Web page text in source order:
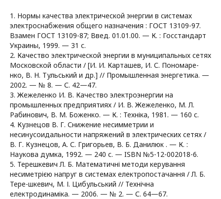
1. Нормы качества электрической энергии в системах
электроснабжения общего назначения : ГОСТ 13109-97.
Взамен ГОСТ 13109-87; Введ. 01.01.00. — К. : Госстандарт
Украины, 1999. — 31 с.
2. Качество электрической энергии в муниципальных сетях
Московской области / [И. И. Карташев, И. С. Пономаре-
нко, В. Н. Тульський и др.] // Промышленная энергетика. —
2002. — № 8. — С. 42—47.
3. Жежеленко И. В. Качество электроэнергии на
промышленных предприятиях / И. В. Жежеленко, М. Л.
Рабинович, В. М. Боженко. — К. : Техніка, 1981. — 160 с.
4. Кузнецов В. Г. Снижение несимметрии и
несинусоидальности напряжений в электрических сетях /
В. Г. Кузнецов, А. С. Григорьев, В. Б. Данилюк . — К. :
Наукова думка, 1992. — 240 с. — ISBN №5-12-002018-6.
5. Терешкевич Л. Б. Математичні методи керування
несиметрією напруг в системах електропостачання / Л. Б.
Тере-шкевич, М. І. Цибульський // Технічна
електродинаміка. — 2006. — № 2. — С. 64—67.